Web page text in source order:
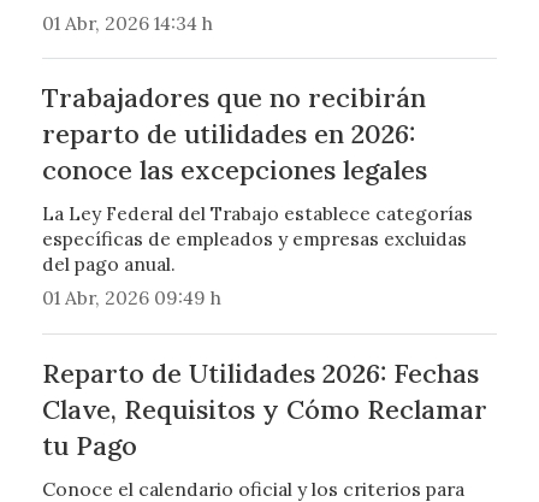
01 Abr, 2026 14:34 h
Trabajadores que no recibirán
reparto de utilidades en 2026:
conoce las excepciones legales
La Ley Federal del Trabajo establece categorías
específicas de empleados y empresas excluidas
del pago anual.
01 Abr, 2026 09:49 h
Reparto de Utilidades 2026: Fechas
Clave, Requisitos y Cómo Reclamar
tu Pago
Conoce el calendario oficial y los criterios para